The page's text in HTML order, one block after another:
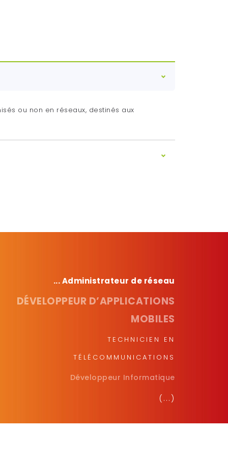
ou non en réseaux, destinés aux
... Administrateur de réseau
DÉVELOPPEUR D’APPLICATIONS
MOBILES
TECHNICIEN EN
TÉLÉCOMMUNICATIONS
Développeur Informatique
(...)